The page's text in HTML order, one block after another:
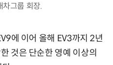
차그룹 회장.
에 이어 올해 EV3까지 2년
것은 단순한 영예 이상의